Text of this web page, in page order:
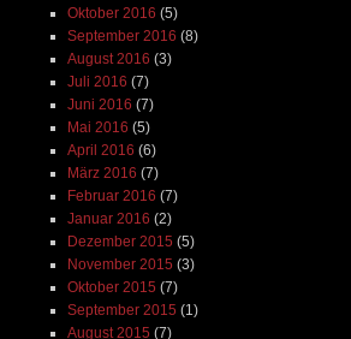
Oktober 2016 (5)
September 2016 (8)
August 2016 (3)
Juli 2016 (7)
Juni 2016 (7)
Mai 2016 (5)
April 2016 (6)
März 2016 (7)
Februar 2016 (7)
Januar 2016 (2)
Dezember 2015 (5)
November 2015 (3)
Oktober 2015 (7)
September 2015 (1)
August 2015 (7)